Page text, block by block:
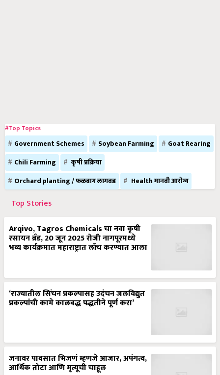
#Top Topics
Government Schemes Soybean Farming
Goat Rearing
Chili Farming
कृषी प्रक्रिया
Orchard planting / फळबाग लागवड
Health मानवी आरोग्य
Top Stories
Arqivo, Tagros Chemicals चा नवा कृषी
रसायन ब्रँड, 20 जून 2025 रोजी नागपूरमध्ये
भव्य कार्यक्रमात महाराष्ट्रात लाँच करण्यात आला
‘राज्यातील सिंचन प्रकल्पासह उदंचन जलविद्युत
प्रकल्पांची कामे कालबद्ध पद्धतीने पूर्ण करा’
जनावर पावसात भिजणं म्हणजे आजार, अपंगत्व,
आर्थिक तोटा आणि मृत्यूची चाहूल